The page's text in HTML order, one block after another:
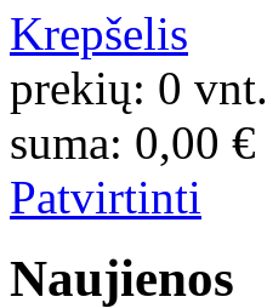
Krepšelis
prekių: 0 vnt.
suma: 0,00 €
Patvirtinti
Naujienos